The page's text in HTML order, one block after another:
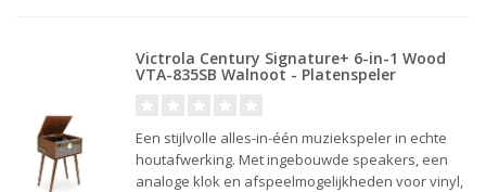
Victrola Century Signature+ 6-in-1 Wood
VTA-835SB Walnoot - Platenspeler
Een stijlvolle alles-in-één muziekspeler in echte
houtafwerking. Met ingebouwde speakers, een
analoge klok en afspeelmogelijkheden voor vinyl,